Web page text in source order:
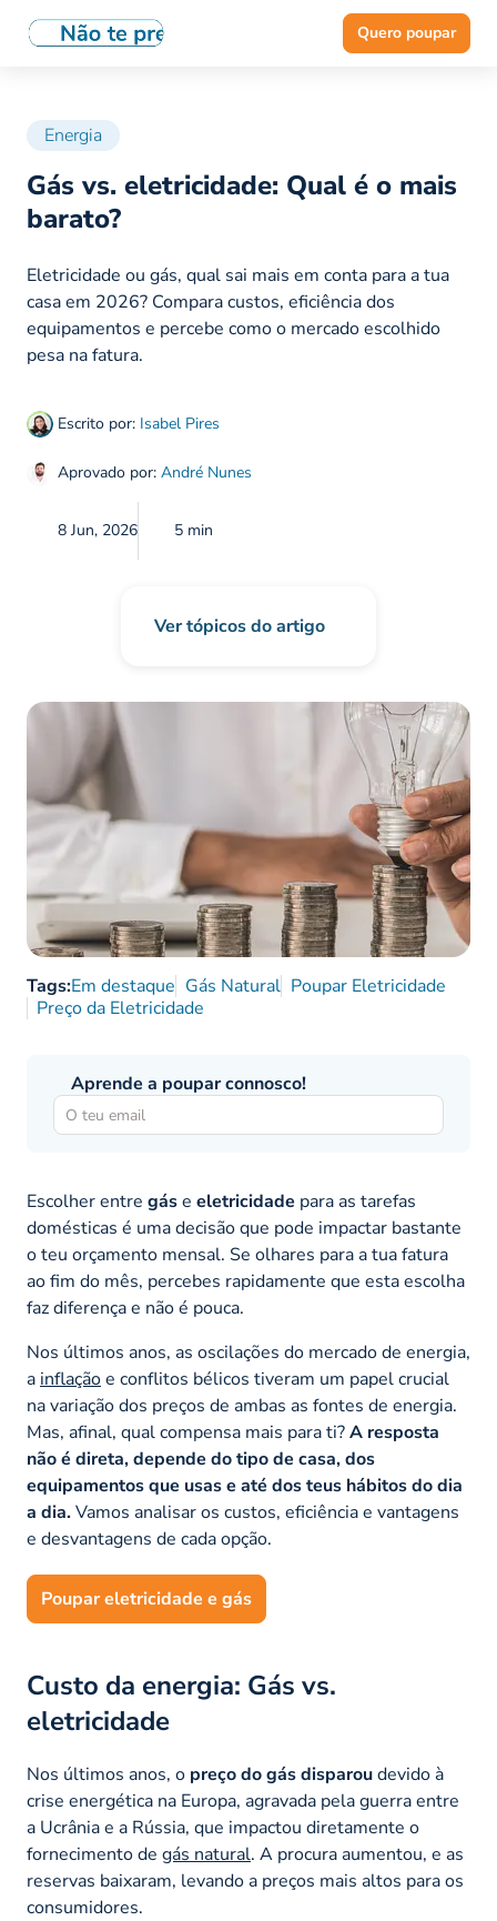
Quero poupar
Energia
Gás vs. eletricidade: Qual é o mais
barato?
Escrito por: Isabel Pires
Aprovado por: André Nunes
8 Jun, 2026 5 min
Eletricidade ou gás, qual sai mais em conta para a tua
casa em 2026? Compara custos, eficiência dos
equipamentos e percebe como o mercado escolhido
pesa na fatura.
Ver tópicos do artigo
Tags:Em destaque Gás Natural Poupar Eletricidade
Preço da Eletricidade
Aprende a poupar connosco!
Escolher entre gáse eletricidade para as tarefas
domésticas é uma decisão que pode impactar bastante
o teu orçamento mensal. Se olhares para a tua fatura
ao fim do mês, percebes rapidamente que esta escolha
faz diferença e não é pouca.
Nos últimos anos, as oscilações do mercado de energia,
a inflaçãoe conflitos bélicos tiveram um papel crucial
na variação dos preços de ambas as fontes de energia.
Mas, afinal, qual compensa mais para ti?A resposta
não é direta, depende do tipo de casa, dos
equipamentos que usas e até dos teus hábitos do dia
a dia.Vamos analisar os custos, eficiência e vantagens
e desvantagens de cada opção.
Poupar eletricidade e gás
Custo da energia: Gás vs.
eletricidade
Nos últimos anos, o preço do gás disparoudevido à
crise energética na Europa, agravada pela guerra entre
a Ucrânia e a Rússia, que impactou diretamente o
fornecimento de gás natural. A procura aumentou, e as
reservas baixaram, levando a preços mais altos para os
consumidores.